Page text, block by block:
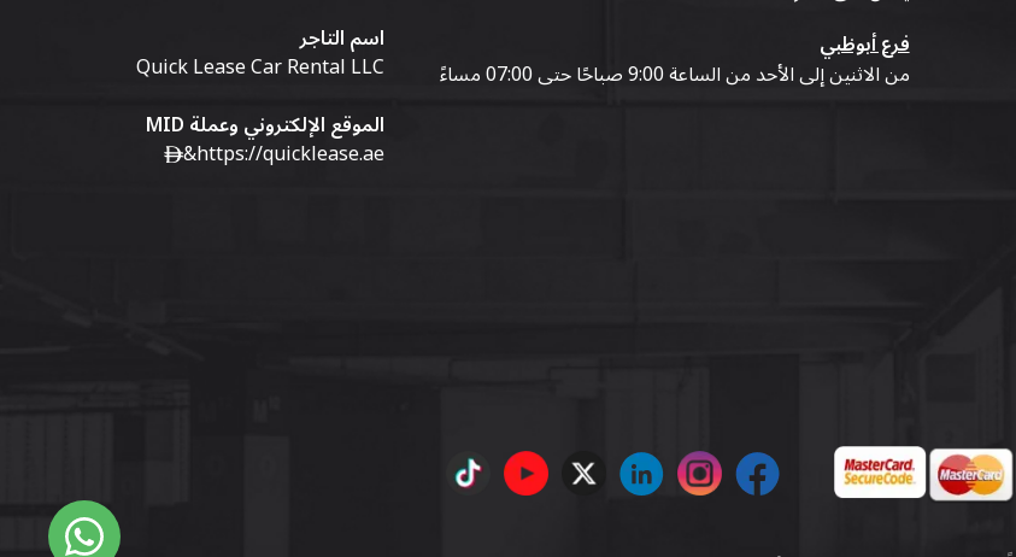
فرع أبوظبي
من الاثنين إلى الأحد من الساعة 9:00 صباحًا حتى 07:00 مساءً
اسم التاجر
Quick Lease Car Rental LLC
الموقع الإلكتروني وعملة MID
https://quicklease.ae
&